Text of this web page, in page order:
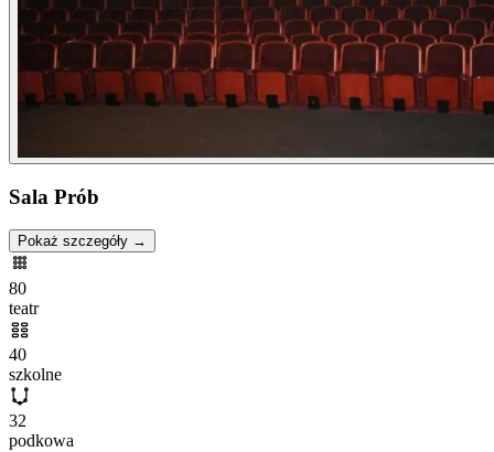
Sala Prób
Pokaż szczegóły →
80
teatr
40
szkolne
32
podkowa